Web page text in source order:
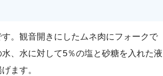
。観音開きにしたムネ肉にフォークで
、水に対して5％の塩と砂糖を入れた液
ます。